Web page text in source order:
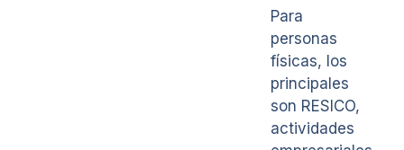
Para
personas
físicas, los
principales
son RESICO,
actividades